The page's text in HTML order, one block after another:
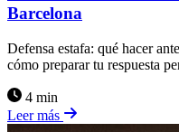
Barcelona
Defensa estafa: qué hacer
cómo preparar tu respuesta
4 min
Leer más